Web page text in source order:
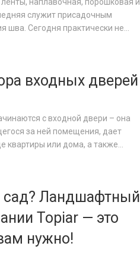
служит присадочным
шва. Сегодня практически не...
входных дверей
с входной двери – она
за ней помещения, дает
квартиры или дома, а также...
сад? Ландшафтный
Topiar — это
нужно!